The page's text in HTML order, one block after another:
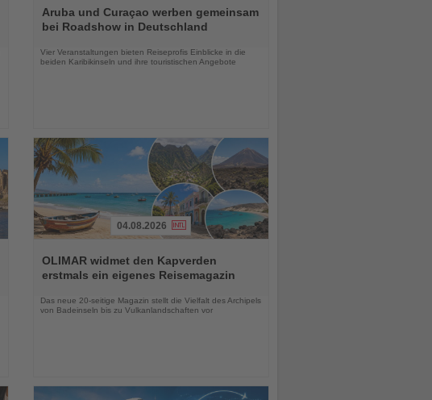
Sie
die
Aruba und Curaçao werben gemeinsam
bei Roadshow in Deutschland
Vier Veranstaltungen bieten Reiseprofis Einblicke in die
beiden Karibikinseln und ihre touristischen Angebote
Sie
die
04.08.2026
OLIMAR widmet den Kapverden
erstmals ein eigenes Reisemagazin
Das neue 20-seitige Magazin stellt die Vielfalt des Archipels
von Badeinseln bis zu Vulkanlandschaften vor